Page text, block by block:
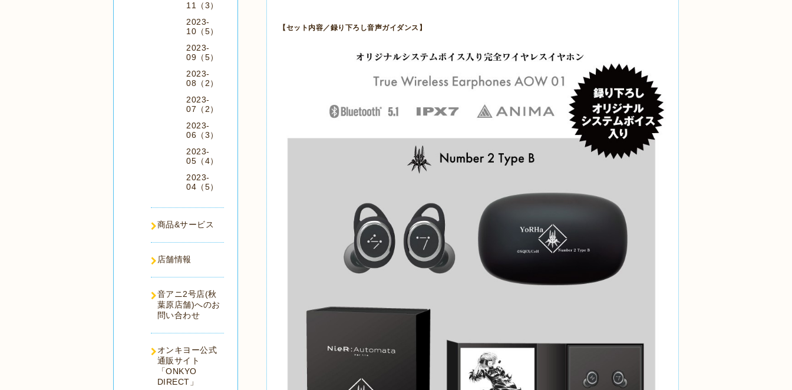
【セット内容／録り下ろし音声ガイダンス】
11（3）
2023-
10（5）
2023-
09（5）
2023-
08（2）
2023-
07（2）
2023-
06（3）
2023-
05（4）
2023-
04（5）
商品&サービス
店舗情報
音アニ2号店(秋
葉原店舗)へのお
問い合わせ
オンキヨー公式
通販サイト
「ONKYO
DIRECT」